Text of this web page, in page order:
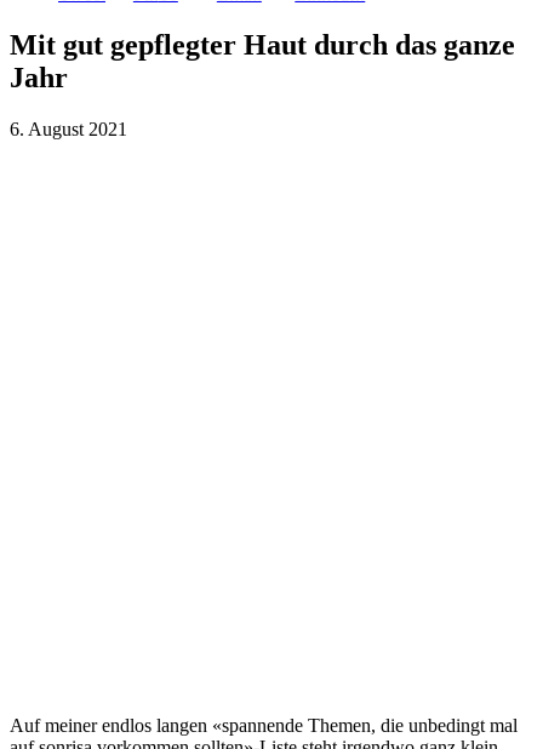
Mit gut gepflegter Haut durch das ganze
Jahr
6. August 2021
Auf meiner endlos langen «spannende Themen, die unbedingt mal